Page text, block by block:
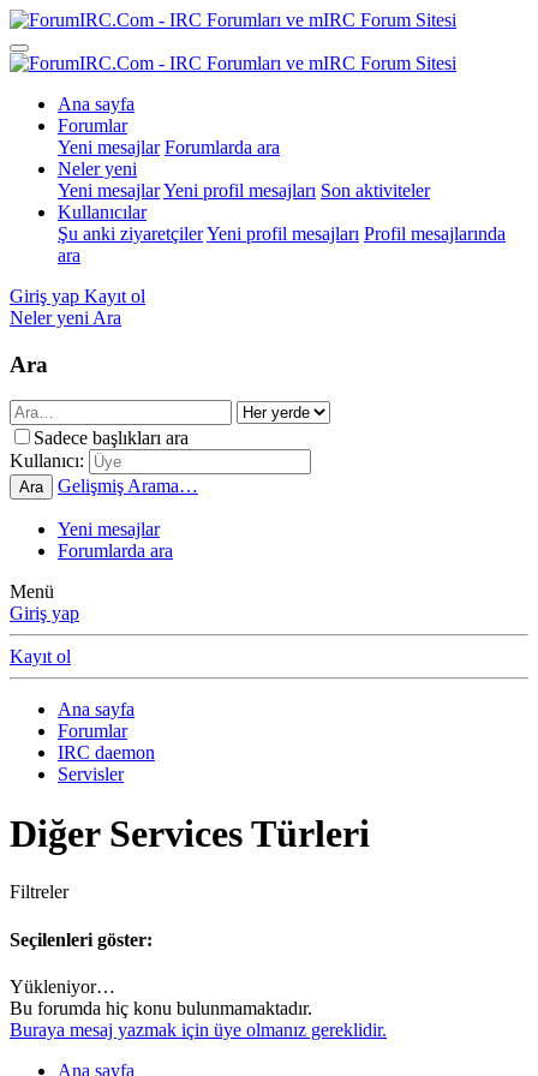
Ana sayfa
Forumlar
Yeni mesajlar Forumlarda ara
Neler yeni
Yeni mesajlarYeni profil mesajları Son aktiviteler
Kullanıcılar
Şu anki ziyaretçilerYeni profil mesajları Profil mesajlarında
ara
Giriş yap Kayıt ol
Neler yeni Ara
Ara
Sadece başlıkları ara
Kullanıcı:
Ara Gelişmiş Arama…
Yeni mesajlar
Forumlarda ara
Menü
Giriş yap
Kayıt ol
Ana sayfa
Forumlar
IRC daemon
Servisler
Diğer Services Türleri
Filtreler
Seçilenleri göster:
Yükleniyor…
Bu forumda hiç konu bulunmamaktadır.
Buraya mesaj yazmak için üye olmanız gereklidir.
Ana sayfa